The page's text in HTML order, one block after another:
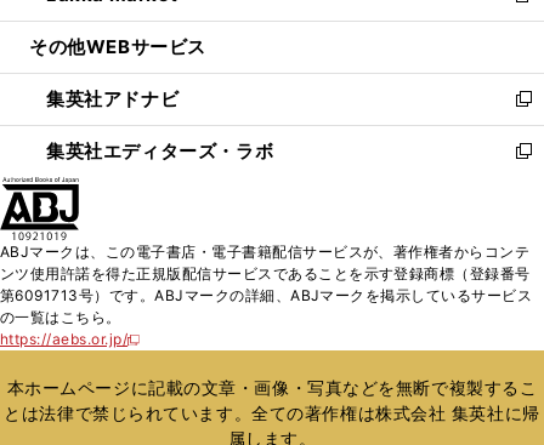
開
ウ
開
く
ン
ウ
で
開
く
ウ
ン
ド
ウ
で
し
ウ
ィ
ン
ド
く
その他WEBサービス
集英社アドナビ
新
し
い
ド
ウ
で
集英社エディターズ・ラボ
新
ィ
ン
ド
開
く
ABJマークは、この電子書店・電子書籍配信サービスが、著作権者からコンテ
ンツ使用許諾を得た正規版配信サービスであることを示す登録商標（登録番号
第6091713号）です。ABJマークの詳細、ABJマークを掲示しているサービス
の一覧はこちら。
https://aebs.or.jp/
新
い
ウ
ィ
本ホームページに記載の文章・画像・写真などを無断で複製するこ
とは法律で禁じられています。全ての著作権は株式会社 集英社に帰
属します。